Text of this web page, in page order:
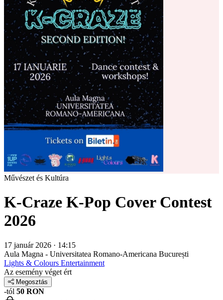
Művészet és Kultúra
K-Craze K-Pop Cover Contest
2026
17 január 2026 · 14:15
Aula Magna - Universitatea Romano-Americana București
Lights & Colours Entertainment
Az esemény véget ért
Megosztás
-tól 50 RON